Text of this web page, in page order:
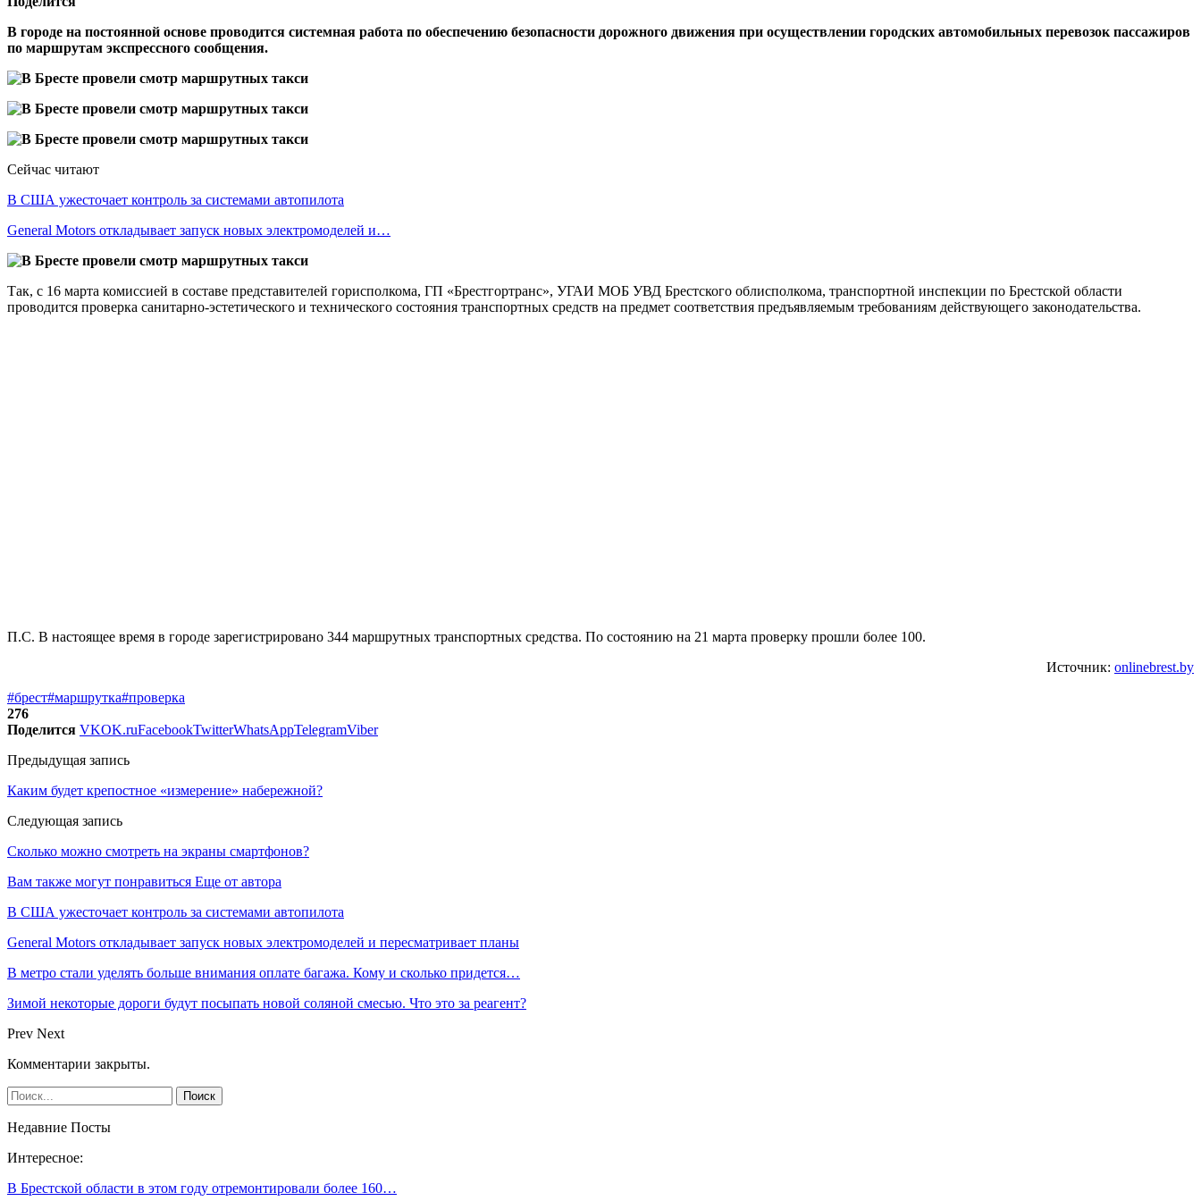
В городе на постоянной основе проводится системная работа по обеспечению безопасности дорожного движения при осуществлении городских автомобильных перевозок пассажиров
по маршрутам экспрессного сообщения.
Сейчас читают
В США ужесточает контроль за системами автопилота
General Motors откладывает запуск новых электромоделей и…
Так, с 16 марта комиссией в составе представителей горисполкома, ГП «Брестгортранс», УГАИ МОБ УВД Брестского облисполкома, транспортной инспекции по Брестской области
проводится проверка санитарно-эстетического и технического состояния транспортных средств на предмет соответствия предъявляемым требованиям действующего законодательства.
П.С. В настоящее время в городе зарегистрировано 344 маршрутных транспортных средства. По состоянию на 21 марта проверку прошли более 100.
Источник: onlinebrest.by
#брест#маршрутка#проверка
276
Поделится VKOK.ruFacebookTwitterWhatsAppTelegramViber
Предыдущая запись
Каким будет крепостное «измерение» набережной?
Следующая запись
Сколько можно смотреть на экраны смартфонов?
Вам также могут понравиться Еще от автора
В США ужесточает контроль за системами автопилота
General Motors откладывает запуск новых электромоделей и пересматривает планы
В метро стали уделять больше внимания оплате багажа. Кому и сколько придется…
Зимой некоторые дороги будут посыпать новой соляной смесью. Что это за реагент?
Prev Next
Комментарии закрыты.
Недавние Посты
Интересное:
В Брестской области в этом году отремонтировали более 160…